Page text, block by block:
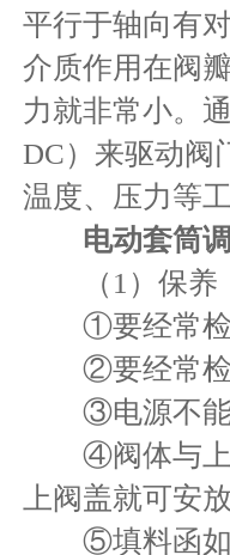
平行于轴向有
介质作用在阀
力就非常小。
DC）来驱动阀
温度、压力等
电动套筒
（1）保养
①要经常检查
②要经常检查
③电源不能
④阀体与上阀
上阀盖就可安
⑤填料函如有